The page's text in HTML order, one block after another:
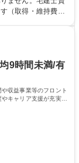
作成及び予実管
（取得・維持費用
務に取り組める
意識したスケジュ
ーポレート部門）
9時間未満/有
収益事業等のフロント
キャリア支援が充実し